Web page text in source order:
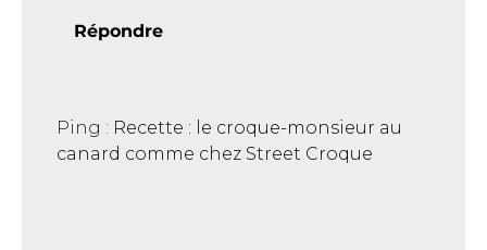
Répondre
Ping : Recette : le croque-monsieur au
canard comme chez Street Croque